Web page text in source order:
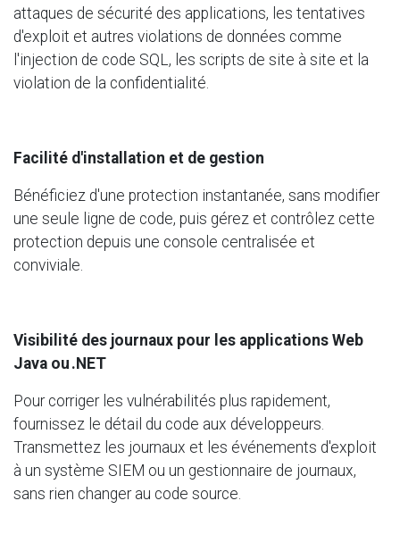
attaques de sécurité des applications, les tentatives
d'exploit et autres violations de données comme
l'injection de code SQL, les scripts de site à site et la
violation de la confidentialité.
Facilité d'installation et de gestion
Bénéficiez d'une protection instantanée, sans modifier
une seule ligne de code, puis gérez et contrôlez cette
protection depuis une console centralisée et
conviviale.
Visibilité des journaux pour les applications Web
Java ou .NET
Pour corriger les vulnérabilités plus rapidement,
fournissez le détail du code aux développeurs.
Transmettez les journaux et les événements d'exploit
à un système SIEM ou un gestionnaire de journaux,
sans rien changer au code source.